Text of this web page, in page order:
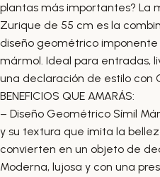
plantas más importantes? La
Zurique de 55 cm es la
diseño geométrico
mármol. Ideal para entradas,
una declaración de estilo con
BENEFICIOS QUE AMARÁS:
– Diseño Geométrico Símil
y su textura que imita la
convierten en un objeto de
Moderna, lujosa y con una